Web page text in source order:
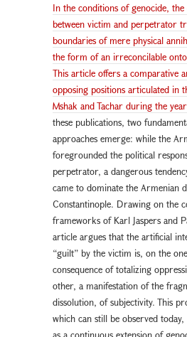
In the conditions of genocide,
between victim and perpetrator
boundaries of mere physical
the form of an irreconcilable
This article offers a comparative
opposing positions articulated in
Mshak and Tachar during the
these publications, two
approaches emerge: while the
foregrounded the political
perpetrator, a dangerous
came to dominate the Armenian
Constantinople. Drawing on the
frameworks of Karl Jaspers and
article argues that the artificial
“guilt” by the victim is, on the
consequence of totalizing
other, a manifestation of the
dissolution, of subjectivity. This
which can still be observed